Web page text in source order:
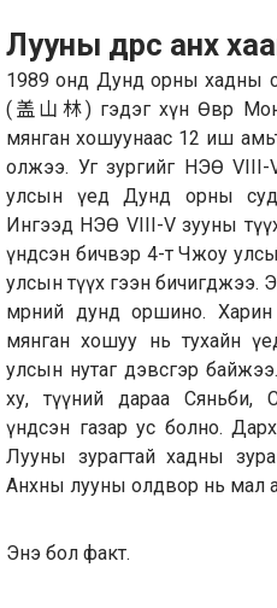
Лууны дүрс анх
1989 онд Дунд орны хадны
(盖山林) гэдэг хүн Өвөр
мянган хошуунаас 12 иш
олжээ. Уг зургийг НЭӨ
улсын үед Дунд орны
Ингээд НЭӨ VIII-V зууны
үндсэн бичвэр 4-т Чжоу
улсын түүх гээн бичигджээ.
мөрний дунд оршино.
мянган хошуу нь тухайн
улсын нутаг дэвсгэр
ху, түүний дараа Сяньби,
үндсэн газар ус болно.
Лууны зурагтай хадны
Анхны лууны олдвор нь мал
Энэ бол факт.